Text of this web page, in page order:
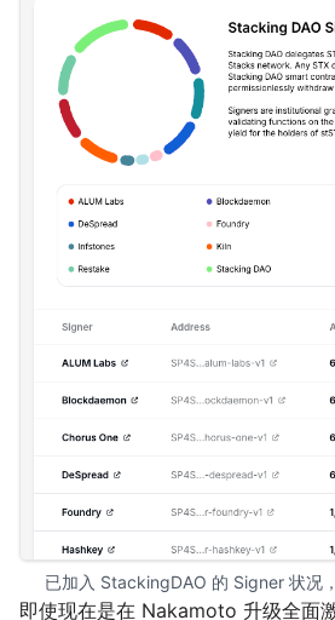
已加入 StackingDAO 的 Signer 状况
即使现在是在 Nakamoto 升级全面